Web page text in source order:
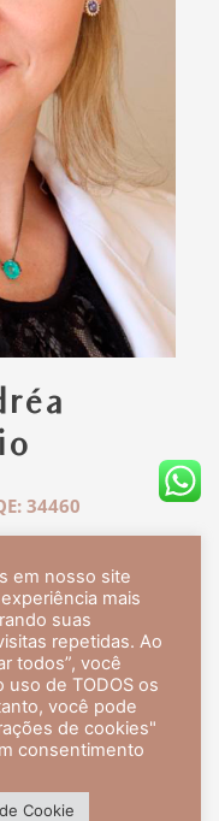
34460
UFRJ.
pela UFRJ, tendo
em 2007.
de Dermatologia,
em nosso site
mais
suas
repetidas. Ao
todos”, você
uso de TODOS os
você pode
de cookies"
consentimento
Cookie